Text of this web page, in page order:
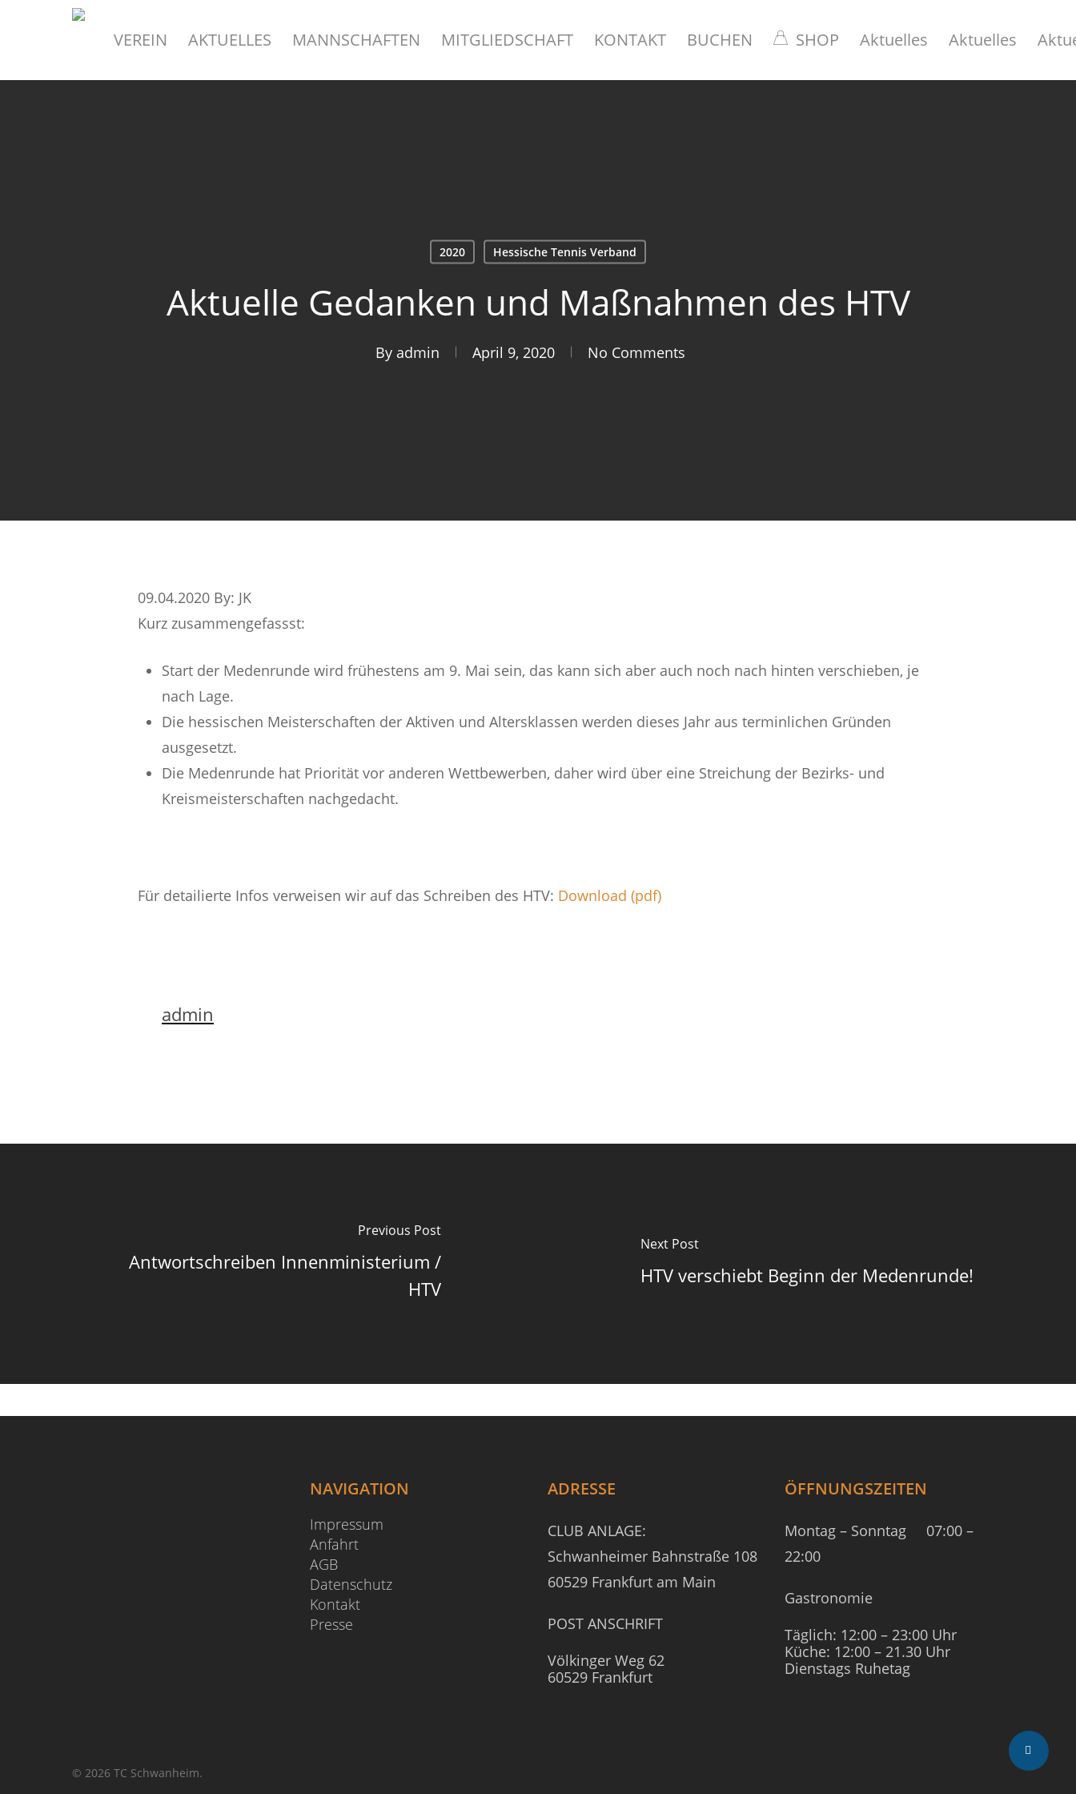
VEREIN AKTUELLES MANNSCHAFTEN MITGLIEDSCHAFT KONTAKT BUCHEN SHOP Aktuelles Aktuelles
2020 Hessische Tennis Verband
Aktuelle Gedanken und Maßnahmen des HTV
By admin April 9, 2020 No Comments
09.04.2020 By: JK
Kurz zusammengefassst:
Start der Medenrunde wird frühestens am 9. Mai sein, das kann sich aber auch noch nach hinten verschieben, je
nach Lage.
Die hessischen Meisterschaften der Aktiven und Altersklassen werden dieses Jahr aus terminlichen Gründen
ausgesetzt.
Die Medenrunde hat Priorität vor anderen Wettbewerben, daher wird über eine Streichung der Bezirks- und
Kreismeisterschaften nachgedacht.
Für detailierte Infos verweisen wir auf das Schreiben des HTV: Download (pdf)
admin
Previous Post
Antwortschreiben Innenministerium /
HTV
Next Post
HTV verschiebt Beginn der Medenrunde!
NAVIGATION
Impressum
Anfahrt
AGB
Datenschutz
Kontakt
Presse
ADRESSE
CLUB ANLAGE:
Schwanheimer Bahnstraße 108
60529 Frankfurt am Main
POST ANSCHRIFT
Völkinger Weg 62
60529 Frankfurt
ÖFFNUNGSZEITEN
Montag – Sonntag 07:00 –
22:00
Gastronomie
Täglich: 12:00 – 23:00 Uhr
Küche: 12:00 – 21.30 Uhr
Dienstags Ruhetag
© 2026 TC Schwanheim.